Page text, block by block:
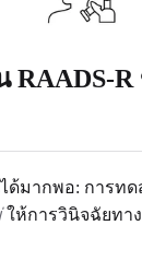
RAADS-
ด้มากพอ: การทด
ให้การวินิจฉัยทา